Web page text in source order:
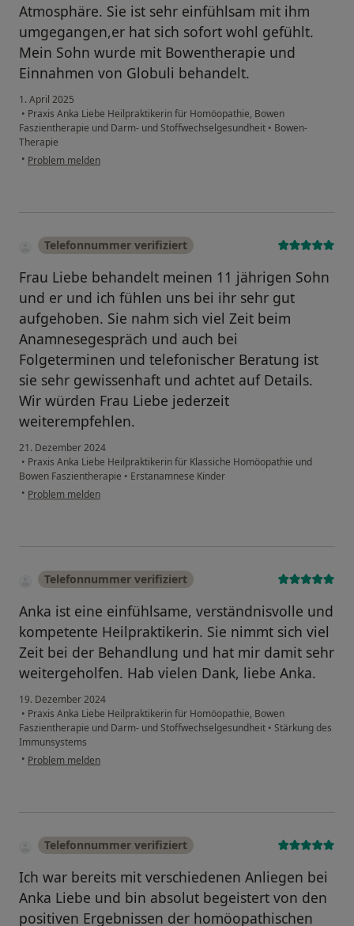
Atmosphäre. Sie ist sehr einfühlsam mit ihm
umgegangen,er hat sich sofort wohl gefühlt.
Mein Sohn wurde mit Bowentherapie und
Einnahmen von Globuli behandelt.
1. April 2025
• Praxis Anka Liebe Heilpraktikerin für Homöopathie, Bowen
Faszientherapie und Darm- und Stoffwechselgesundheit • Bowen-
Therapie
• Problem melden
Telefonnummer verifiziert
Frau Liebe behandelt meinen 11 jährigen Sohn
und er und ich fühlen uns bei ihr sehr gut
aufgehoben. Sie nahm sich viel Zeit beim
Anamnesegespräch und auch bei
Folgeterminen und telefonischer Beratung ist
sie sehr gewissenhaft und achtet auf Details.
Wir würden Frau Liebe jederzeit
weiterempfehlen.
21. Dezember 2024
• Praxis Anka Liebe Heilpraktikerin für Klassiche Homöopathie und
Bowen Faszientherapie • Erstanamnese Kinder
• Problem melden
Telefonnummer verifiziert
Anka ist eine einfühlsame, verständnisvolle und
kompetente Heilpraktikerin. Sie nimmt sich viel
Zeit bei der Behandlung und hat mir damit sehr
weitergeholfen. Hab vielen Dank, liebe Anka.
19. Dezember 2024
• Praxis Anka Liebe Heilpraktikerin für Homöopathie, Bowen
Faszientherapie und Darm- und Stoffwechselgesundheit • Stärkung des
Immunsystems
• Problem melden
Telefonnummer verifiziert
Ich war bereits mit verschiedenen Anliegen bei
Anka Liebe und bin absolut begeistert von den
positiven Ergebnissen der homöopathischen